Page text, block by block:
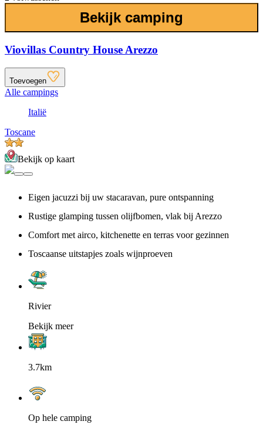
Bekijk camping
Viovillas Country House Arezzo
Toevoegen
Alle campings
Italië
Toscane
Bekijk op kaart
Eigen jacuzzi bij uw stacaravan, pure ontspanning
Rustige glamping tussen olijfbomen, vlak bij Arezzo
Comfort met airco, kitchenette en terras voor gezinnen
Toscaanse uitstapjes zoals wijnproeven
Rivier
Bekijk meer
3.7km
Op hele camping